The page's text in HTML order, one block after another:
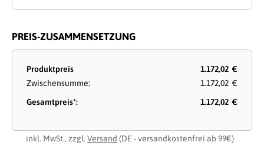
PREIS-ZUSAMMENSETZUNG
Produktpreis
1.172,02 €
Zwischensumme:
1.172,02 €
Gesamtpreis*:
1.172,02 €
inkl. MwSt., zzgl. Versand (DE - versandkostenfrei ab 99€)